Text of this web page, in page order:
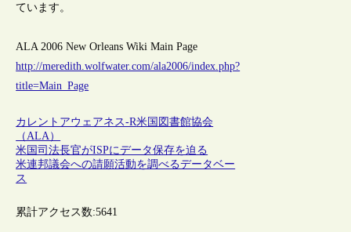
ています。
ALA 2006 New Orleans Wiki Main Page
http://meredith.wolfwater.com/ala2006/index.php?
title=Main_Page
カレントアウェアネス-R米国図書館協会
（ALA）
米国司法長官がISPにデータ保存を迫る
米連邦議会への請願活動を調べるデータベー
ス
累計アクセス数:5641